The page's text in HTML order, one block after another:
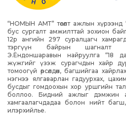
“НОМЫН АМТ” төсөлт ажлын
бус сургалт амжилттай зохион
12р ангийн 297 суралцагч
тэргүүн байрын шагналт
Э.Ёндоншаравын найруулга “18
жүжгийг үзэж сурагчдын хайр
томоогүй өрсөлдөөн, багшийгаа
нэгнээ ялгаварлан гадуурхах,
бусдыг гомдоохын хор уршгийн
боллоо. Бидний ажлыг дэмжин
хамгаалагчдадаа болон нийт
илэрхийлье.